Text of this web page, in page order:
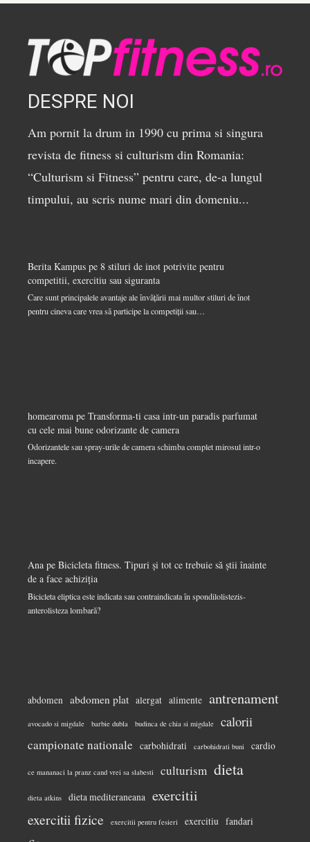
DESPRE NOI
Am pornit la drum in 1990 cu prima si singura
revista de fitness si culturism din Romania:
“Culturism si Fitness” pentru care, de-a lungul
timpului, au scris nume mari din domeniu...
Berita Kampus pe 8 stiluri de inot potrivite pentru
competitii, exercitiu sau siguranta
Care sunt principalele avantaje ale învățării mai multor stiluri de înot
pentru cineva care vrea să participe la competiții sau…
homearoma pe Transforma-ti casa intr-un paradis parfumat
cu cele mai bune odorizante de camera
Odorizantele sau spray-urile de camera schimba complet mirosul intr-o
incapere.
Ana pe Bicicleta fitness. Tipuri și tot ce trebuie să știi înainte
de a face achiziția
Bicicleta eliptica este indicata sau contraindicata în spondilolistezis-
anterolisteza lombară?
abdomen abdomen plat alergat alimente antrenament
avocado si migdale barbie dubla budinca de chia si migdale calorii
campionate nationale carbohidrati carbohidrati buni cardio
ce mananaci la pranz cand vrei sa slabesti culturism dieta
dieta atkins dieta mediteraneana exercitii
exercitii fizice exercitii pentru fesieri exercitiu fandari